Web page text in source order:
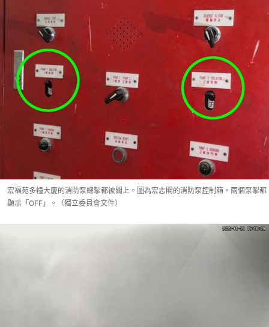
宏福苑多幢大廈的消防泵總掣都被關上。圖為宏志閣的消防泵控制箱，兩個泵掣都
顯示「OFF」。（獨立委員會文件）